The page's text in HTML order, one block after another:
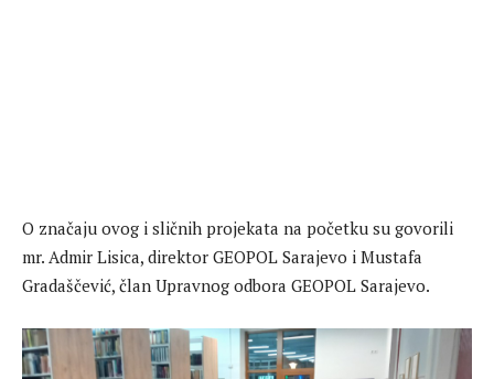
O značaju ovog i sličnih projekata na početku su govorili
mr. Admir Lisica, direktor GEOPOL Sarajevo i Mustafa
Gradaščević, član Upravnog odbora GEOPOL Sarajevo.